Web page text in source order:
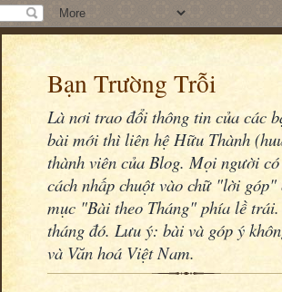
Bạn Trường Trỗi
Là nơi trao đổi thông tin của các
bài mới thì liên hệ Hữu Thành
thành viên của Blog. Mọi người
cách nhấp chuột vào chữ "lời
mục "Bài theo Tháng" phía lề
tháng đó. Lưu ý: bài và góp ý
và Văn hoá Việt Nam.